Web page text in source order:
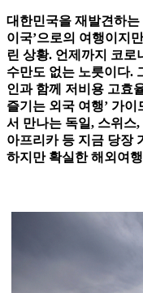
대한민국을 재발견하는
이국’으로의 여행이지
린 상황. 언제까지 코로
수만도 없는 노릇이다.
인과 함께 저비용 고효
즐기는 외국 여행’ 가이
서 만나는 독일, 스위스
아프리카 등 지금 당장
하지만 확실한 해외여